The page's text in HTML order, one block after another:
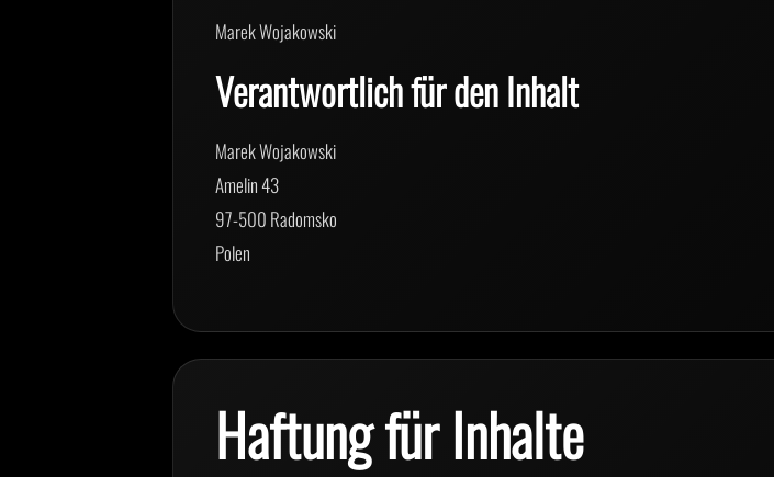
Marek Wojakowski
Verantwortlich für den Inhalt
Marek Wojakowski
Amelin 43
97-500 Radomsko
Polen
Haftung für Inhalte